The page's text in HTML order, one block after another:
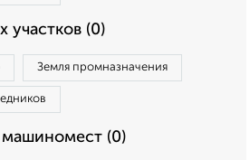
участков (0)
Земля промназначения
(0)